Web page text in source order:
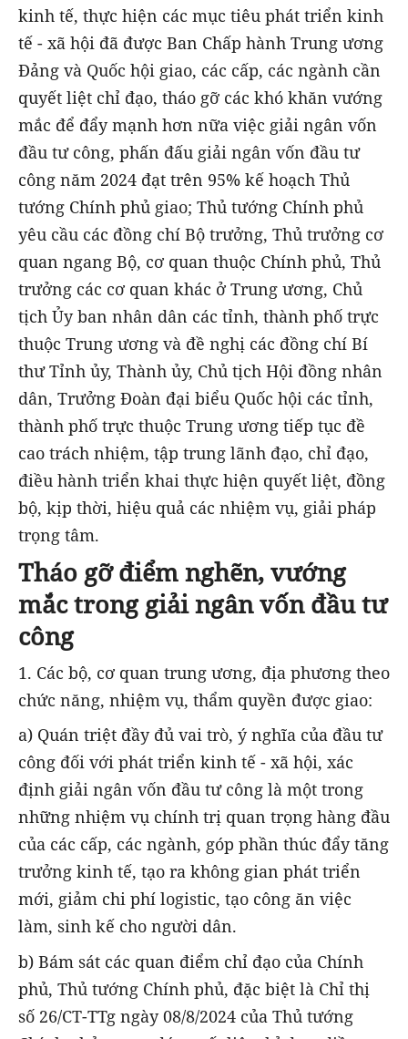
kinh tế, thực hiện các mục tiêu phát triển kinh
tế - xã hội đã được Ban Chấp hành Trung ương
Đảng và Quốc hội giao, các cấp, các ngành cần
quyết liệt chỉ đạo, tháo gỡ các khó khăn vướng
mắc để đẩy mạnh hơn nữa việc giải ngân vốn
đầu tư công, phấn đấu giải ngân vốn đầu tư
công năm 2024 đạt trên 95% kế hoạch Thủ
tướng Chính phủ giao; Thủ tướng Chính phủ
yêu cầu các đồng chí Bộ trưởng, Thủ trưởng cơ
quan ngang Bộ, cơ quan thuộc Chính phủ, Thủ
trưởng các cơ quan khác ở Trung ương, Chủ
tịch Ủy ban nhân dân các tỉnh, thành phố trực
thuộc Trung ương và đề nghị các đồng chí Bí
thư Tỉnh ủy, Thành ủy, Chủ tịch Hội đồng nhân
dân, Trưởng Đoàn đại biểu Quốc hội các tỉnh,
thành phố trực thuộc Trung ương tiếp tục đề
cao trách nhiệm, tập trung lãnh đạo, chỉ đạo,
điều hành triển khai thực hiện quyết liệt, đồng
bộ, kịp thời, hiệu quả các nhiệm vụ, giải pháp
trọng tâm.
Tháo gỡ điểm nghẽn, vướng
mắc trong giải ngân vốn đầu tư
công
1. Các bộ, cơ quan trung ương, địa phương theo
chức năng, nhiệm vụ, thẩm quyền được giao:
a) Quán triệt đầy đủ vai trò, ý nghĩa của đầu tư
công đối với phát triển kinh tế - xã hội, xác
định giải ngân vốn đầu tư công là một trong
những nhiệm vụ chính trị quan trọng hàng đầu
của các cấp, các ngành, góp phần thúc đẩy tăng
trưởng kinh tế, tạo ra không gian phát triển
mới, giảm chi phí logistic, tạo công ăn việc
làm, sinh kế cho người dân.
b) Bám sát các quan điểm chỉ đạo của Chính
phủ, Thủ tướng Chính phủ, đặc biệt là Chỉ thị
số 26/CT-TTg ngày 08/8/2024 của Thủ tướng